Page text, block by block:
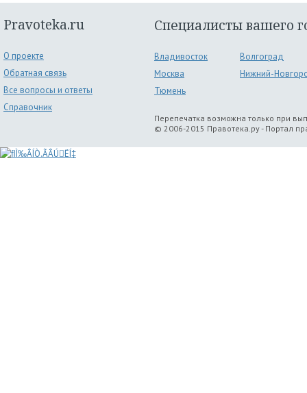
Pravoteka.ru
О проекте
Обратная связь
Все вопросы и ответы
Справочник
Специалисты вашего
Владивосток
Волгоград
Москва
Нижний-
Тюмень
Перепечатка возможна только при
© 2006-2015 Правотека.ру - Портал